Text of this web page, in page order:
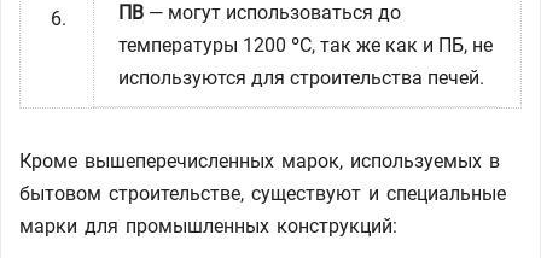
ПВ — могут использоваться до
температуры 1200 ºC, так же как и ПБ, не
используются для строительства печей.
Кроме вышеперечисленных марок, используемых в
бытовом строительстве, существуют и специальные
марки для промышленных конструкций: